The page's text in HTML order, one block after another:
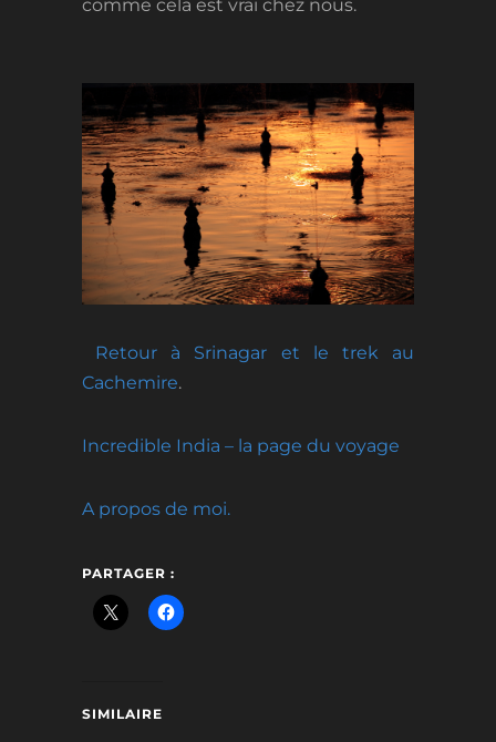
comme cela est vrai chez nous.
Retour à Srinagar et le trek au
Cachemire.
Incredible India – la page du voyage
A propos de moi.
PARTAGER :
SIMILAIRE